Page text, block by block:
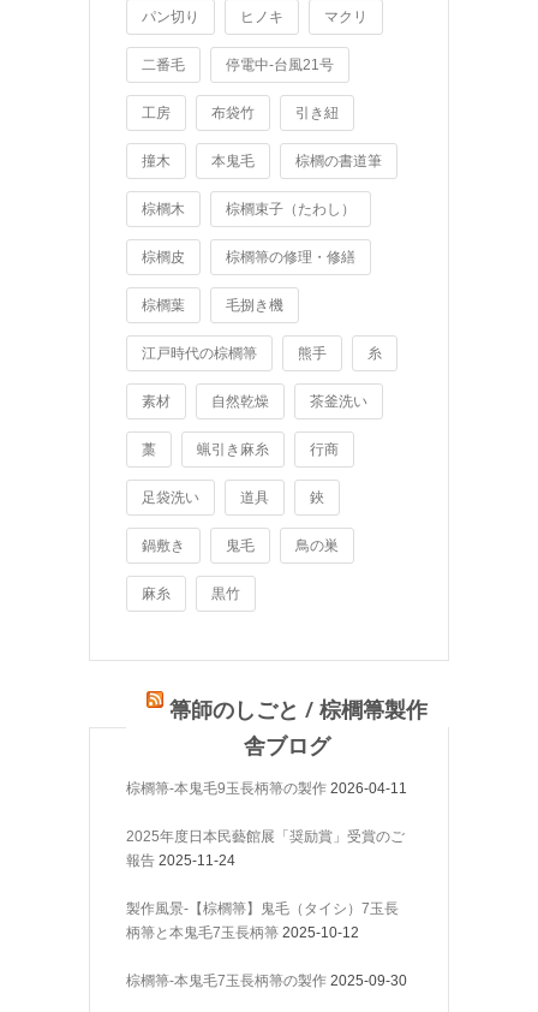
パン切り ヒノキ マクリ
二番毛 停電中-台風21号
工房 布袋竹 引き紐
撞木 本鬼毛 棕櫚の書道筆
棕櫚木 棕櫚束子（たわし）
棕櫚皮 棕櫚箒の修理・修繕
棕櫚葉 毛捌き機
江戸時代の棕櫚箒 熊手 糸
素材 自然乾燥 茶釜洗い
藁 蝋引き麻糸 行商
足袋洗い 道具 鋏
鍋敷き 鬼毛 鳥の巣
麻糸 黒竹
箒師のしごと / 棕櫚箒製作
舎ブログ
棕櫚箒-本鬼毛9玉長柄箒の製作 2026-04-11
2025年度日本民藝館展「奨励賞」受賞のご
報告 2025-11-24
製作風景-【棕櫚箒】鬼毛（タイシ）7玉長
柄箒と本鬼毛7玉長柄箒 2025-10-12
棕櫚箒-本鬼毛7玉長柄箒の製作 2025-09-30